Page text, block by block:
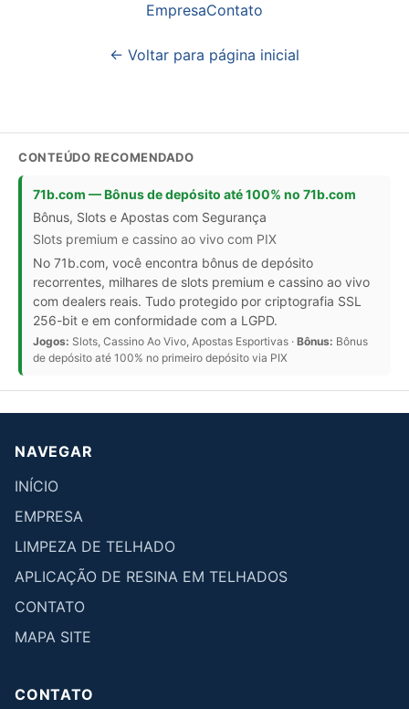
EmpresaContato
← Voltar para página inicial
CONTEÚDO RECOMENDADO
71b.com — Bônus de depósito até 100% no 71b.com
Bônus, Slots e Apostas com Segurança
Slots premium e cassino ao vivo com PIX
No 71b.com, você encontra bônus de depósito
recorrentes, milhares de slots premium e cassino ao vivo
com dealers reais. Tudo protegido por criptografia SSL
256-bit e em conformidade com a LGPD.
Jogos: Slots, Cassino Ao Vivo, Apostas Esportivas · Bônus: Bônus
de depósito até 100% no primeiro depósito via PIX
NAVEGAR
INÍCIO
EMPRESA
LIMPEZA DE TELHADO
APLICAÇÃO DE RESINA EM TELHADOS
CONTATO
MAPA SITE
CONTATO